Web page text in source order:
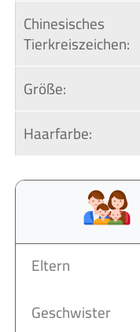
Chinesisches
Tierkreiszeichen:
Größe:
Haarfarbe:
Eltern
Geschwister